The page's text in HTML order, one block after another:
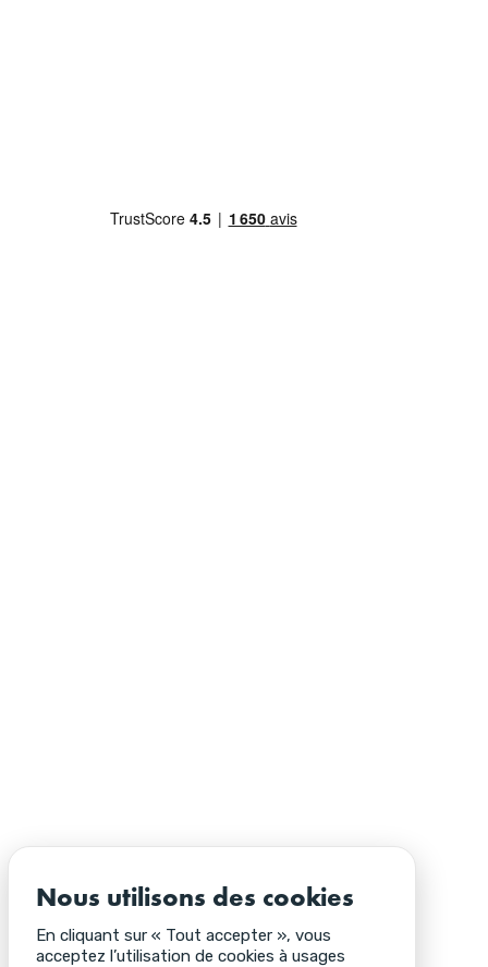
Nous utilisons des cookies
En cliquant sur « Tout accepter », vous
acceptez l’utilisation de cookies à usages